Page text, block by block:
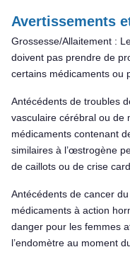
Avertissements
Grossesse/Allaitement :
doivent pas prendre de
certains médicaments ou
Antécédents de troubles
vasculaire cérébral ou de
médicaments contenant
similaires à l’œstrogène
de caillots ou de crise
Antécédents de cancer
médicaments à action
danger pour les femmes
l’endomètre au moment